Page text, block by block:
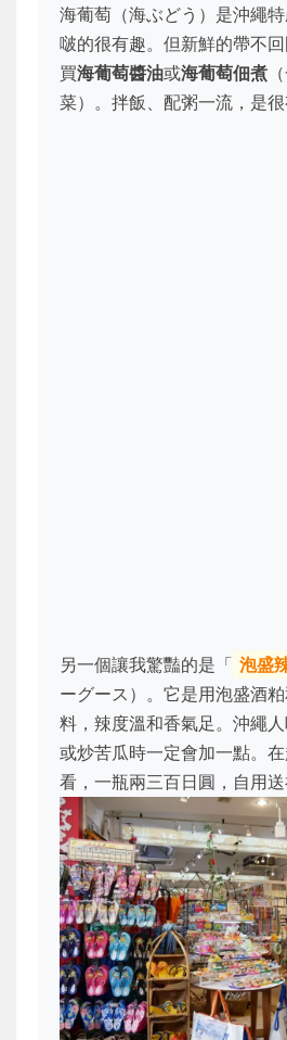
海葡萄（海ぶどう）是沖繩
啵的很有趣。但新鮮的帶不
買海葡萄醬油或海葡萄佃煮
菜）。拌飯、配粥一流，是很
另一個讓我驚豔的是「 泡盛
ーグース）。它是用泡盛酒
料，辣度溫和香氣足。沖繩人
或炒苦瓜時一定會加一點。
看，一瓶兩三百日圓，自用送